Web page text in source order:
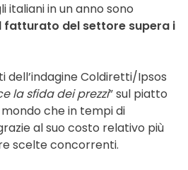
italiani in un anno sono
fatturato del settore supera i
dell’indagine Coldiretti/Ipsos
la sfida dei prezzi” sul piatto
che in tempi di
al suo costo relativo più
scelte concorrenti.